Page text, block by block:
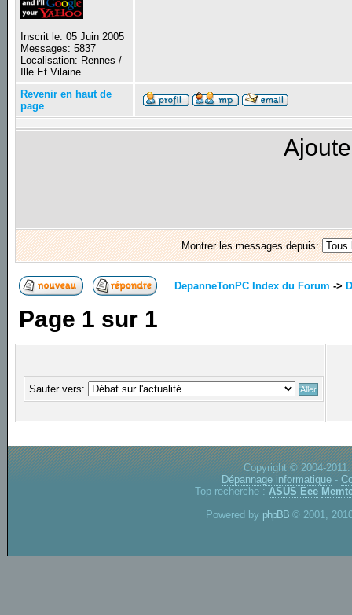
Inscrit le: 05 Juin 2005
Messages: 5837
Localisation: Rennes /
Ille Et Vilaine
Revenir en haut de
page
Montrer les messages depuis:
DepanneTonPC Index du Forum ->
Page 1 sur 1
Sauter vers:
Copyright © 2004-
Dépannage informatique -
Top recherche : ASUS Eee
Powered by phpBB © 2001,